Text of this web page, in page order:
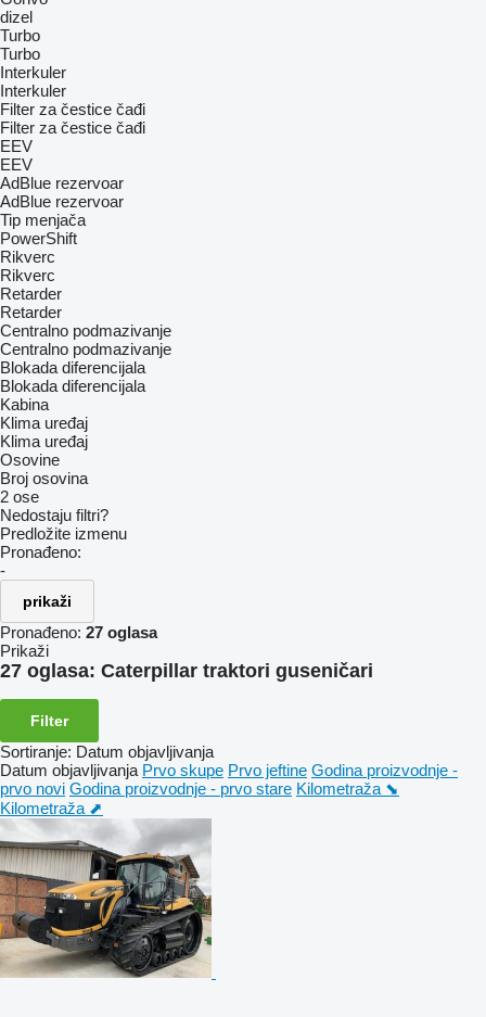
dizel
Turbo
Turbo
Interkuler
Interkuler
Filter za čestice čađi
Filter za čestice čađi
EEV
EEV
AdBlue rezervoar
AdBlue rezervoar
Tip menjača
PowerShift
Rikverc
Rikverc
Retarder
Retarder
Centralno podmazivanje
Centralno podmazivanje
Blokada diferencijala
Blokada diferencijala
Kabina
Klima uređaj
Klima uređaj
Osovine
Broj osovina
2 ose
Nedostaju filtri?
Predložite izmenu
Pronađeno:
-
prikaži
Pronađeno: 27 oglasa
Prikaži
27 oglasa: Caterpillar traktori guseničari
Filter
Sortiranje: Datum objavljivanja
Datum objavljivanja Prvo skupe Prvo jeftine Godina proizvodnje -
prvo novi Godina proizvodnje - prvo stare Kilometraža ⬊
Kilometraža ⬈